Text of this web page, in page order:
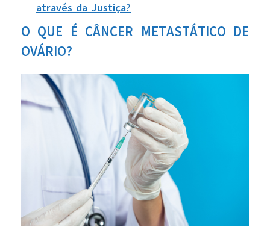
através da Justiça?
O QUE É CÂNCER METASTÁTICO DE
OVÁRIO?